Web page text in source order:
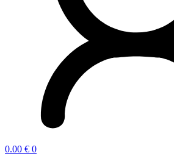
0.00 € 0